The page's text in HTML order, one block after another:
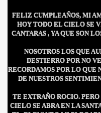
FELIZ CUMPLEAÑOS, MI
HOY TODO EL CIELO SE
CANTARAS , YA QUE SON
NOSOTROS LOS QUE
DESTIERRO POR NO
RECORDAMOS POR LO QUE
DE NUESTROS
TE EXTRAÑO ROCIO.
CIELO SE ABRA EN LA